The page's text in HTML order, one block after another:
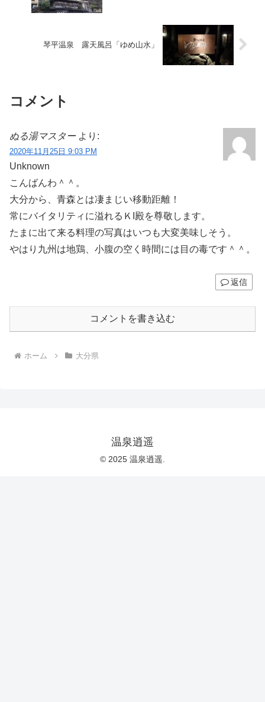
琴平温泉 露天風呂「ゆめ山水」
コメント
ぬる湯マスター より:
2020年11月25日 9:03 PM
Unknown
こんばんわ＾＾。
大分から、青森とは凄まじい移動距離！
常にバイタリティに溢れるＫI殿を尊敬します。
たまに出て来る料理の写真はいつも大変美味しそう。
やはり九州は地鶏、小腹の空く時間には目の毒です＾＾。
返信
コメントを書き込む
ホーム 大分県
温泉逍遥
© 2025 温泉逍遥.